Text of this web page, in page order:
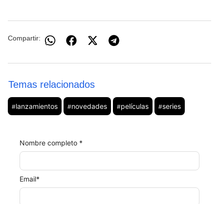
Compartir:
Temas relacionados
#lanzamientos #novedades #películas #series
Nombre completo *
Email*